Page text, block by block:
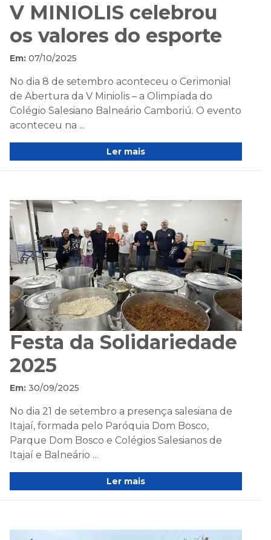
V MINIOLIS celebrou
os valores do esporte
Em: 07/10/2025
No dia 8 de setembro aconteceu o Cerimonial
de Abertura da V Miniolis – a Olimpíada do
Colégio Salesiano Balneário Camboriú. O evento
aconteceu na ...
Ler mais
Festa da Solidariedade
2025
Em: 30/09/2025
No dia 21 de setembro a presença salesiana de
Itajaí, formada pelo Paróquia Dom Bosco,
Parque Dom Bosco e Colégios Salesianos de
Itajaí e Balneário ...
Ler mais